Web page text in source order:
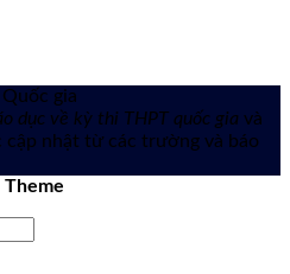
gia
dục về kỳ thi THPT quốc gia và
nhật từ các trường và báo
Theme